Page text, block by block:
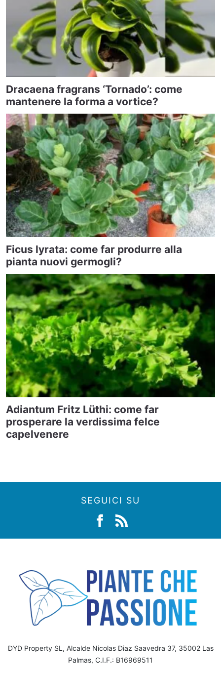
Dracaena fragrans ‘Tornado’: come
mantenere la forma a vortice?
Ficus lyrata: come far produrre alla
pianta nuovi germogli?
Adiantum Fritz Lüthi: come far
prosperare la verdissima felce
capelvenere
SEGUICI SU
DYD Property SL, Alcalde Nicolas Diaz Saavedra 37, 35002 Las
Palmas, C.I.F.: B16969511